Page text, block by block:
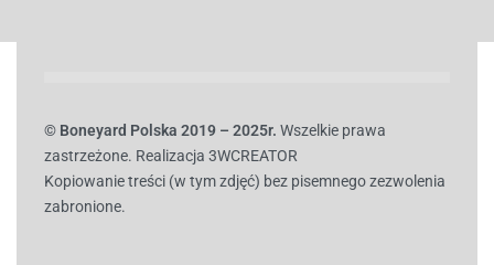
© Boneyard Polska 2019 – 2025r. Wszelkie prawa
zastrzeżone. Realizacja 3WCREATOR
Kopiowanie treści (w tym zdjęć) bez pisemnego zezwolenia
zabronione.